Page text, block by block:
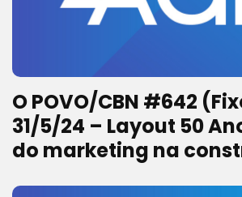
O POVO/CBN #642
31/5/24 – Layout 50
do marketing na